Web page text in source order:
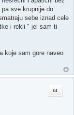
sve krupnije do
sebe iznad cele
i rekli " jel sam ti
koje sam gore naveo
Quote